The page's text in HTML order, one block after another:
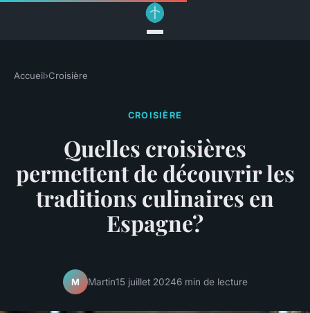
Accueil›Croisière
CROISIÈRE
Quelles croisières
permettent de découvrir les
traditions culinaires en
Espagne?
M Martin15 juillet 20246 min de lecture